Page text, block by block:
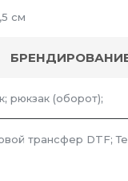
см
рюкзак (оборот);
трансфер DTF;